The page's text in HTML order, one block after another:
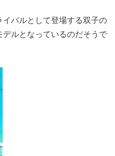
バルとして登場する双子の
ルとなっているのだそうで